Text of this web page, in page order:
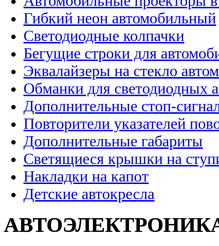
Гибкий неон автомобильный
Светодиодные колпачки
Бегущие строки для
Эквалайзеры на стекло
Обманки для светодиодных
Дополнительные стоп-
Повторители указателей
Дополнительные габариты
Светящиеся крышки на
Накладки на капот
Детские автокресла